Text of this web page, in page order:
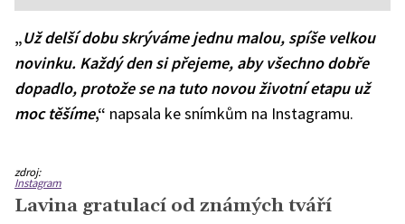
„Už delší dobu skrýváme jednu malou, spíše velkou
novinku. Každý den si přejeme, aby všechno dobře
dopadlo, protože se na tuto novou životní etapu už
moc těšíme,“ napsala ke snímkům na Instagramu.
zdroj:
Instagram
Lavina gratulací od známých tváří